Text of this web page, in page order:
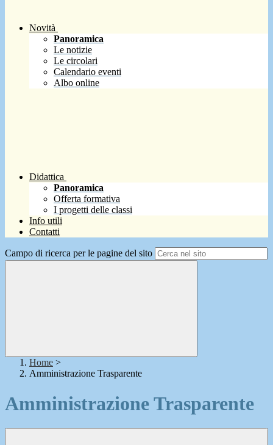
Novità
Panoramica
Le notizie
Le circolari
Calendario eventi
Albo online
Didattica
Panoramica
Offerta formativa
I progetti delle classi
Info utili
Contatti
Campo di ricerca per le pagine del sito
Home >
Amministrazione Trasparente
Amministrazione Trasparente